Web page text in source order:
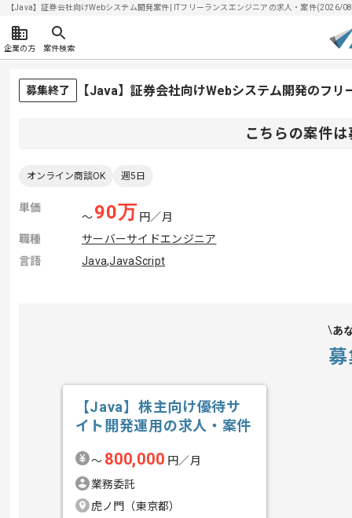
【Java】証券会社向けWebシステム開発案件| ITフリーランスエンジニアの求人・案件(2026/
企業の方 案件検索
募集終了 【Java】証券会社向けWebシステム開発のフリ
こちらの案件
オンライン商談OK 週5日
単価
〜90万 円／月
職種
サーバーサイドエンジニア
言語
Java,JavaScript
あ
【Java】株主向け優待サ
イト開発運用の求人・案件
〜 800,000 円／月
業務委託
虎ノ門（東京都）